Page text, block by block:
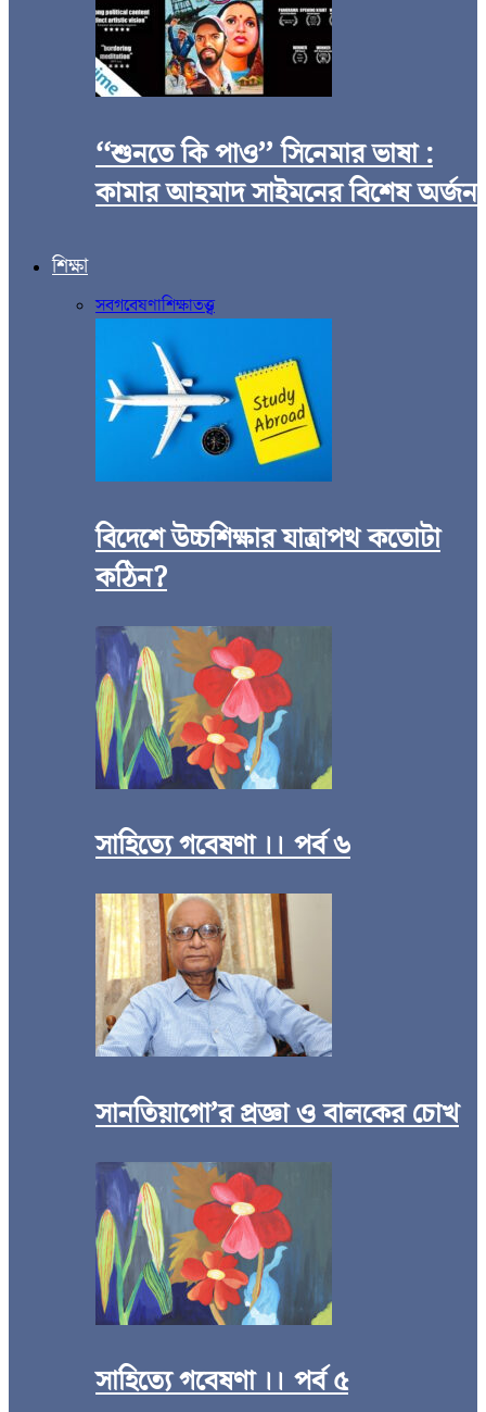
‘‘শুনতে কি পাও’’ সিনেমার ভাষা :
কামার আহমাদ সাইমনের বিশেষ অর্জন
শিক্ষা
সবগবেষণাশিক্ষাতত্ত্ব
বিদেশে উচ্চশিক্ষার যাত্রাপথ কতোটা
কঠিন?
সাহিত্যে গবেষণা ।। পর্ব ৬
সানতিয়াগো’র প্রজ্ঞা ও বালকের চোখ
সাহিত্যে গবেষণা ।। পর্ব ৫